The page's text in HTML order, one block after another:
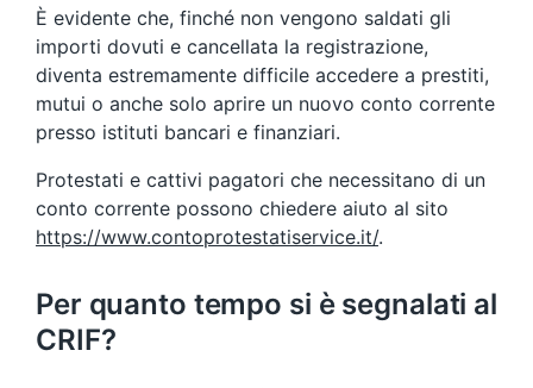
È evidente che, finché non vengono saldati gli
importi dovuti e cancellata la registrazione,
diventa estremamente difficile accedere a prestiti,
mutui o anche solo aprire un nuovo conto corrente
presso istituti bancari e finanziari.
Protestati e cattivi pagatori che necessitano di un
conto corrente possono chiedere aiuto al sito
https://www.contoprotestatiservice.it/.
Per quanto tempo si è segnalati al
CRIF?